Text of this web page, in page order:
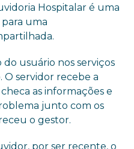
Hospitalar é uma
uma
do usuário nos serviços
O servidor recebe a
as informações e
junto com os
o gestor.
por ser recente, o